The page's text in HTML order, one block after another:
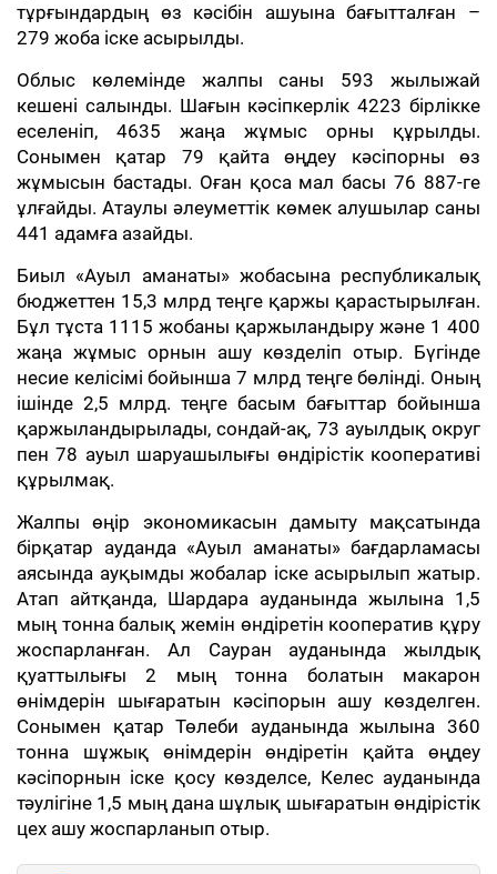
тұрғындардың өз кәсібін ашуына бағытталған –
279 жоба іске асырылды.
Облыс көлемінде жалпы саны 593 жылыжай
кешені салынды. Шағын кәсіпкерлік 4223 бірлікке
еселеніп, 4635 жаңа жұмыс орны құрылды.
Сонымен қатар 79 қайта өңдеу кәсіпорны өз
жұмысын бастады. Оған қоса мал басы 76 887-ге
ұлғайды. Атаулы әлеуметтік көмек алушылар саны
441 адамға азайды.
Биыл «Ауыл аманаты» жобасына республикалық
бюджеттен 15,3 млрд теңге қаржы қарастырылған.
Бұл тұста 1115 жобаны қаржыландыру және 1 400
жаңа жұмыс орнын ашу көзделіп отыр. Бүгінде
несие келісімі бойынша 7 млрд теңге бөлінді. Оның
ішінде 2,5 млрд. теңге басым бағыттар бойынша
қаржыландырылады, сондай-ақ, 73 ауылдық округ
пен 78 ауыл шаруашылығы өндірістік кооперативі
құрылмақ.
Жалпы өңір экономикасын дамыту мақсатында
бірқатар ауданда «Ауыл аманаты» бағдарламасы
аясында ауқымды жобалар іске асырылып жатыр.
Атап айтқанда, Шардара ауданында жылына 1,5
мың тонна балық жемін өндіретін кооператив құру
жоспарланған. Ал Сауран ауданында жылдық
қуаттылығы 2 мың тонна болатын макарон
өнімдерін шығаратын кәсіпорын ашу көзделген.
Сонымен қатар Төлеби ауданында жылына 360
тонна шұжық өнімдерін өндіретін қайта өңдеу
кәсіпорнын іске қосу көзделсе, Келес ауданында
тәулігіне 1,5 мың дана шұлық шығаратын өндірістік
цех ашу жоспарланып отыр.